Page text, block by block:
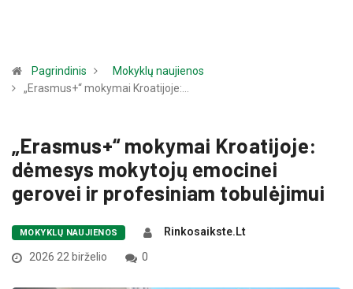
Pagrindinis
Mokyklų naujienos
„Erasmus+“ mokymai Kroatijoje:…
„Erasmus+“ mokymai Kroatijoje:
dėmesys mokytojų emocinei
gerovei ir profesiniam tobulėjimui
MOKYKLŲ NAUJIENOS
Rinkosaikste.lt
2026 22 birželio
0